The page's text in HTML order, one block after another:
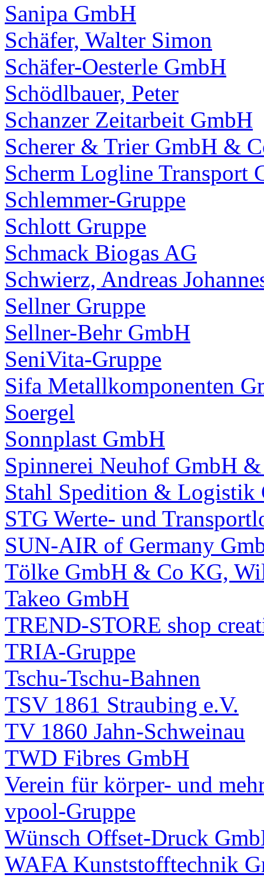
Sanipa GmbH
Schäfer, Walter Simon
Schäfer-Oesterle GmbH
Schödlbauer, Peter
Schanzer Zeitarbeit GmbH
Scherer & Trier GmbH &
Scherm Logline Transport
Schlemmer-Gruppe
Schlott Gruppe
Schmack Biogas AG
Schwierz, Andreas
Sellner Gruppe
Sellner-Behr GmbH
SeniVita-Gruppe
Sifa Metallkomponenten
Soergel
Sonnplast GmbH
Spinnerei Neuhof GmbH
Stahl Spedition & Logistik
STG Werte- und
SUN-AIR of Germany
Tölke GmbH & Co KG,
Takeo GmbH
TREND-STORE shop
TRIA-Gruppe
Tschu-Tschu-Bahnen
TSV 1861 Straubing e.V.
TV 1860 Jahn-Schweinau
TWD Fibres GmbH
Verein für körper- und
vpool-Gruppe
Wünsch Offset-Druck
WAFA Kunststofftechnik